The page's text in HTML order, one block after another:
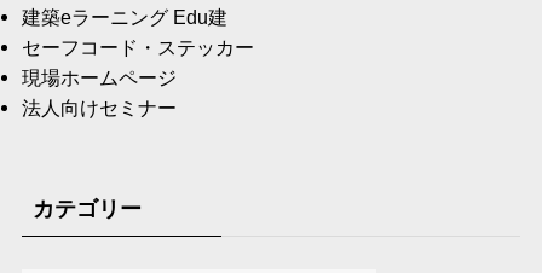
建築eラーニング Edu建
セーフコード・ステッカー
現場ホームページ
法人向けセミナー
カテゴリー